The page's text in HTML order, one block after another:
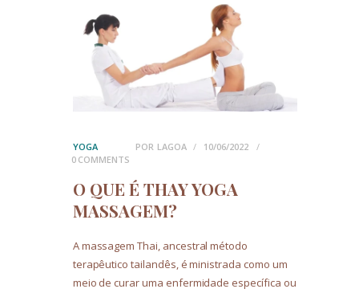
LOGIN
YOGA POR LAGOA
10/06/2022
0 COMMENTS
O QUE É THAY YOGA
MASSAGEM?
A massagem Thai, ancestral método
terapêutico tailandês, é ministrada como um
meio de curar uma enfermidade específica ou